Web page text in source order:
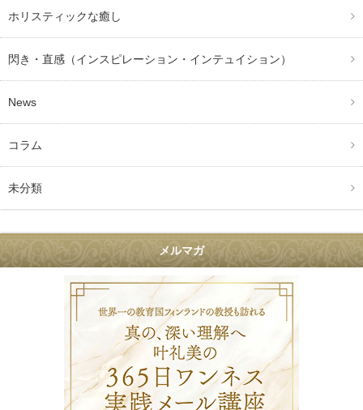
ホリスティックな癒し
閃き・直感（インスピレーション・インテュイション）
News
コラム
未分類
メルマガ